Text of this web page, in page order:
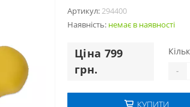
Артикул:294400
Наявність: немає в наявностi
Цiна 799
грн.
-
КУПИТИ